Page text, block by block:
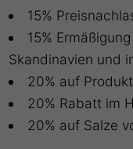
15%
15%
Skandinavien und
20% auf
20% Rabatt im
20% auf Salze